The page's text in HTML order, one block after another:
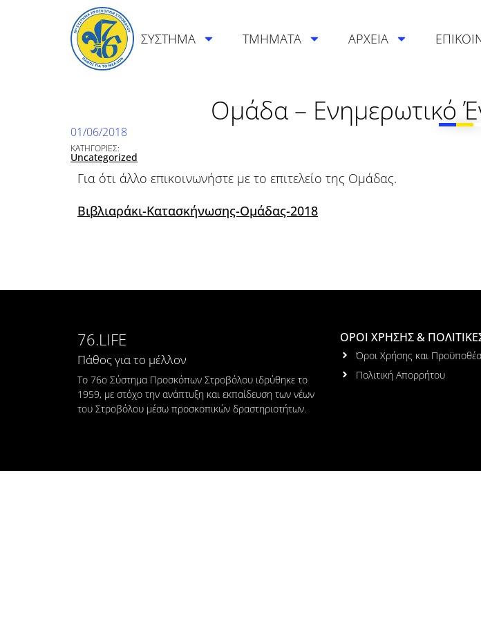
ΣΥΣΤΗΜΑ ΤΜΗΜΑΤΑ ΑΡΧΕΙΑ
Ομάδα – Ενημερωτικό
01/06/2018
ΚΑΤΗΓΟΡΙΕΣ:
Uncategorized
Για ότι άλλο επικοινωνήστε με το επιτελείο της Ομάδας.
Βιβλιαράκι-Κατασκήνωσης-Ομάδας-2018
76.LIFE
Πάθος για το μέλλον
Το 76ο Σύστημα Προσκόπων Στροβόλου ιδρύθηκε το
1959, με στόχο την ανάπτυξη και εκπαίδευση των νέων
του Στροβόλου μέσω προσκοπικών δραστηριοτήτων.
ΟΡΟΙ ΧΡΗΣΗΣ &
Όροι Χρήσης και
Πολιτική Απορρήτου